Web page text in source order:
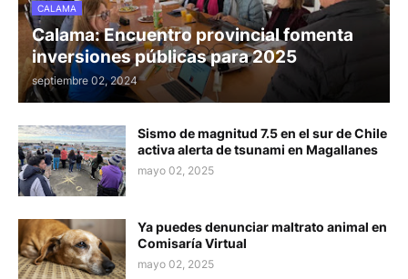
CALAMA
Calama: Encuentro provincial fomenta
inversiones públicas para 2025
septiembre 02, 2024
Sismo de magnitud 7.5 en el sur de Chile
activa alerta de tsunami en Magallanes
mayo 02, 2025
Ya puedes denunciar maltrato animal en
Comisaría Virtual
mayo 02, 2025